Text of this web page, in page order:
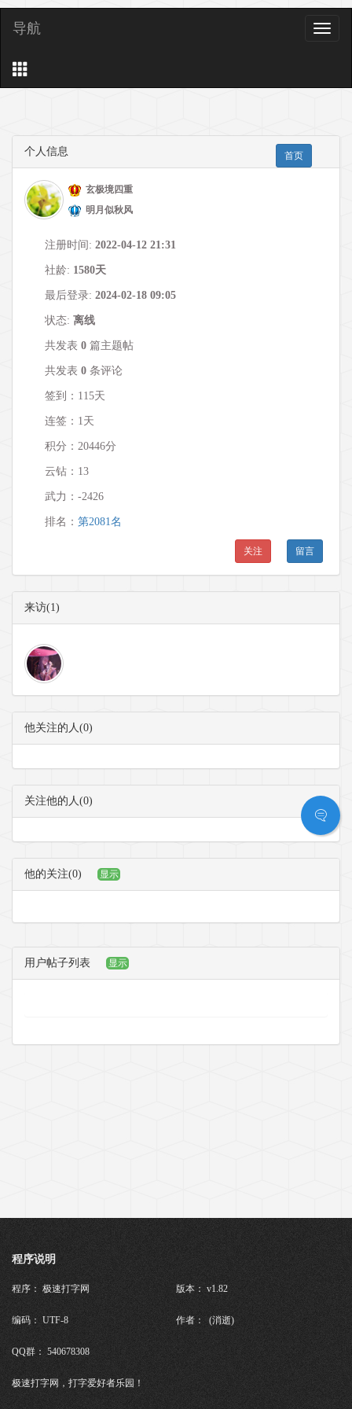
导
导航
个人信息 首页
玄极境四重
明月似秋风
注册时间: 2022-04-12 21:31
社龄: 1580天
最后登录: 2024-02-18 09:05
状态: 离线
共发表 0 篇主题帖
共发表 0 条评论
签到：115天
连签：1天
积分：20446分
云钻：13
武力： -2426
排名： 第2081名
留言
关注
来访(1)
他关注的人(0)
关注他的人(0)
他的关注(0) 显示
用户帖子列表 显示
程序说明
程序： 极速打字网 版本： v1.82
编码： UTF-8 作者： (消逝)
QQ群： 540678308
极速打字网，打字爱好者乐园！